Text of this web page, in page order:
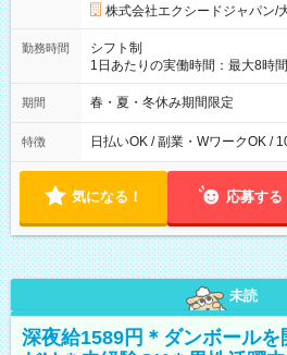
番号のご入力は必須となってお
無効となる可能性がございます。
株式会社エクシードジャパン/
勤務時間
シフト制
1日あたりの実働時間：最大8時
夜勤のいずれかを選べます！ 日勤：10:00～19:00（実働8時
間・休憩1時間） 夜勤：21:00～6:00 または 22:00～7:00（実働
期間 春・夏・冬休み期間限定
特徴 日払いOK / 副業・WワークOK /
気になる！ 応募する
未読
深夜給1589円＊ダンボール